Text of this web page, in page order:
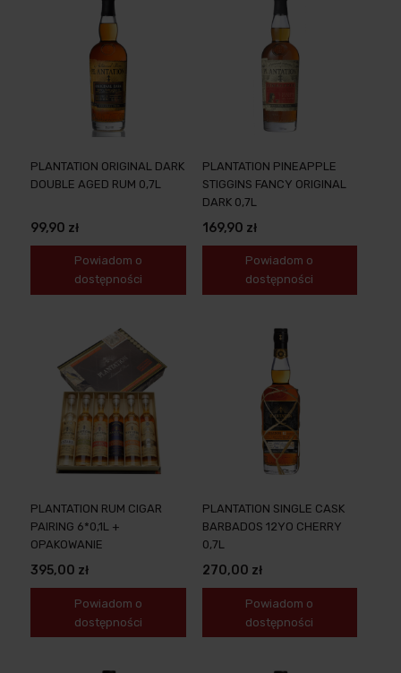
PLANTATION ORIGINAL DARK
DOUBLE AGED RUM 0,7L
99,90 zł
Powiadom o
dostępności
PLANTATION PINEAPPLE
STIGGINS FANCY ORIGINAL
DARK 0,7L
169,90 zł
Powiadom o
dostępności
PLANTATION RUM CIGAR
PAIRING 6*0,1L +
OPAKOWANIE
395,00 zł
Powiadom o
dostępności
PLANTATION SINGLE CASK
BARBADOS 12YO CHERRY
0,7L
270,00 zł
Powiadom o
dostępności